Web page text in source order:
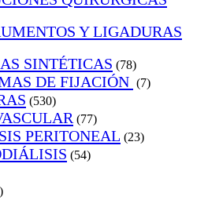
Y LIGADURAS
SINTÉTICAS (78)
DE FIJACIÓN (7)
(530)
(77)
PERITONEAL (23)
(54)